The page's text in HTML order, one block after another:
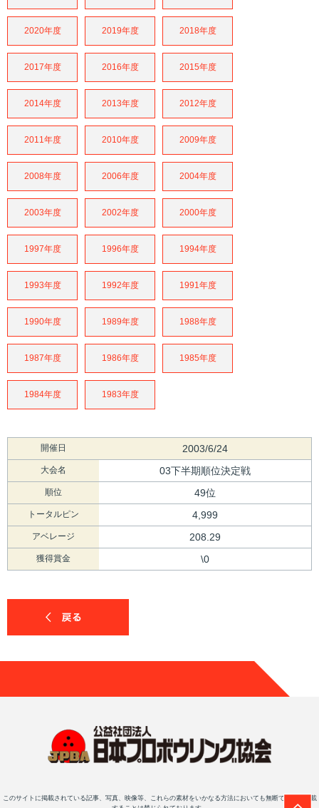
2020年度 2019年度 2018年度
2017年度 2016年度 2015年度
2014年度 2013年度 2012年度
2011年度 2010年度 2009年度
2008年度 2006年度 2004年度
2003年度 2002年度 2000年度
1997年度 1996年度 1994年度
1993年度 1992年度 1991年度
1990年度 1989年度 1988年度
1987年度 1986年度 1985年度
1984年度 1983年度
開催日 2003/6/24
大会名 03下半期順位決定戦
順位 49位
トータルピン 4,999
アベレージ 208.29
獲得賞金 \0
このサイトに掲載されている記事、写真、映像等、これらの素材をいかなる方法においても無断で複写・転載